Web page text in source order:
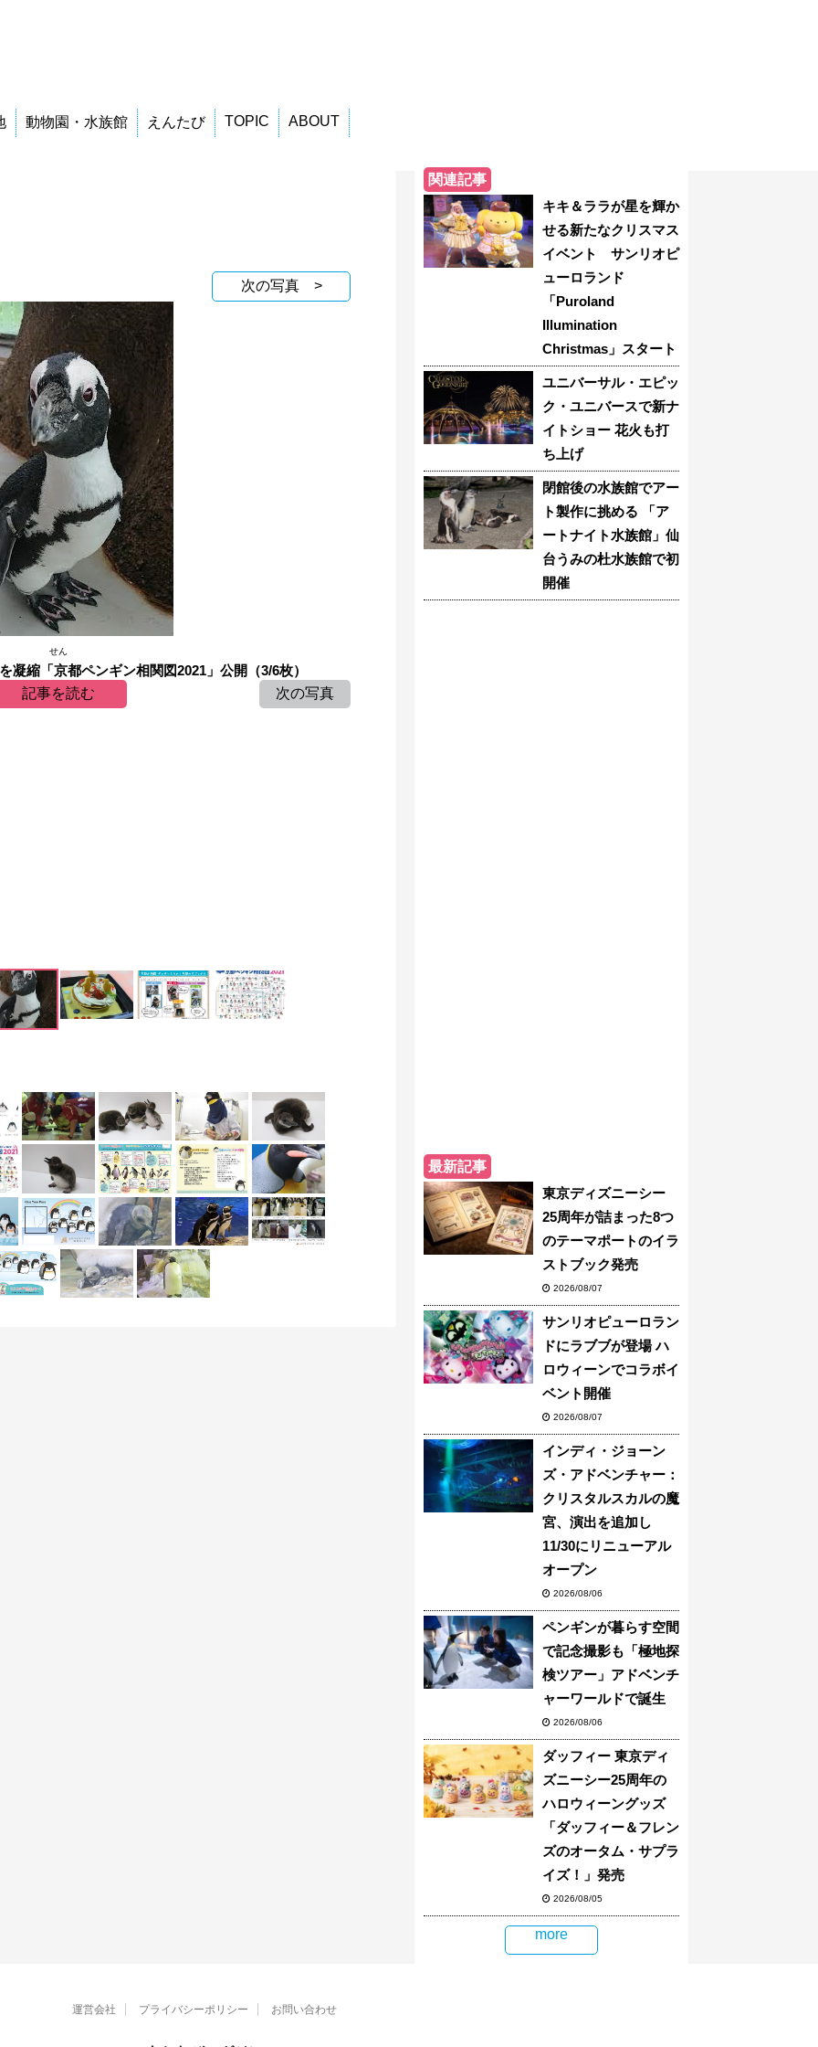
動物園・水族館 えんたび TOPIC ABOUT
次の写真 >
せん
凝縮「京都ペンギン相関図2021」公開（3/6枚）
記事を読む
次の写真
関連記事
キキ＆ララが星を輝か
せる新たなクリスマス
イベント サンリオピ
ューロランド
「Puroland
Illumination
Christmas」スタート
ユニバーサル・エピッ
ク・ユニバースで新ナ
イトショー 花火も打
ち上げ
閉館後の水族館でアー
ト製作に挑める 「ア
ートナイト水族館」仙
台うみの杜水族館で初
開催
最新記事
東京ディズニーシー
25周年が詰まった8つ
のテーマポートのイラ
ストブック発売
2026/08/07
サンリオピューロラン
ドにラブブが登場 ハ
ロウィーンでコラボイ
ベント開催
2026/08/07
インディ・ジョーン
ズ・アドベンチャー：
クリスタルスカルの魔
宮、演出を追加し
11/30にリニューアル
オープン
2026/08/06
ペンギンが暮らす空間
で記念撮影も「極地探
検ツアー」アドベンチ
ャーワールドで誕生
2026/08/06
ダッフィー 東京ディ
ズニーシー25周年の
ハロウィーングッズ
「ダッフィー＆フレン
ズのオータム・サプラ
イズ！」発売
2026/08/05
more
運営会社 プライバシーポリシー お問い合わせ